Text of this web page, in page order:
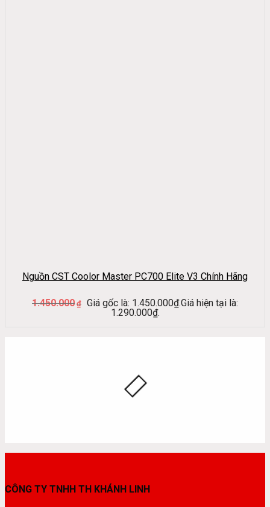
Nguồn CST Coolor Master PC700 Elite V3 Chính Hãng
1.450.000 ₫ Giá gốc là: 1.450.000₫.Giá hiện tại là:
1.290.000₫.
CÔNG TY TNHH TH KHÁNH LINH